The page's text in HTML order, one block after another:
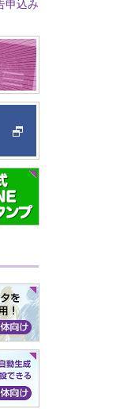
申込み